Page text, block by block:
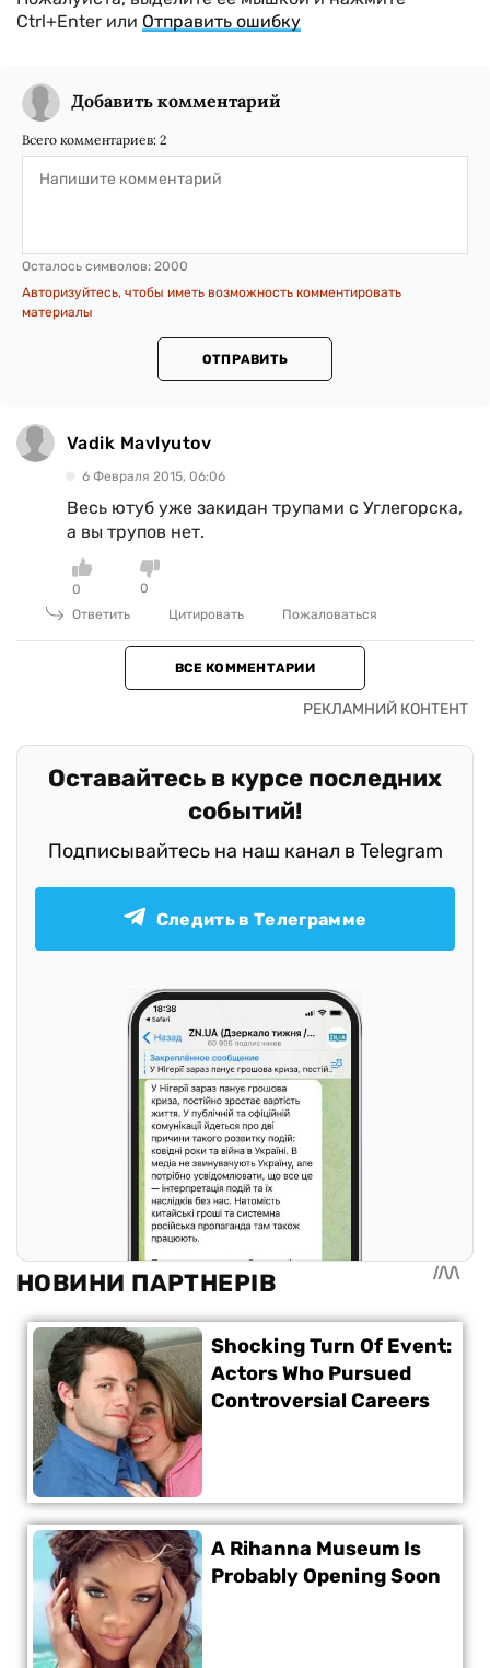
Ctrl+Enter или Отправить ошибку
Добавить комментарий
Всего комментариев: 2
Осталось символов: 2000
Авторизуйтесь, чтобы иметь возможность комментировать
материалы
ОТПРАВИТЬ
Vadik Mavlyutov
6 Февраля 2015, 06:06
Весь ютуб уже закидан трупами с Углегорска,
а вы трупов нет.
0
0
Ответить
Цитировать Пожаловаться
ВСЕ КОММЕНТАРИИ
Оставайтесь в курсе последних
событий!
Подписывайтесь на наш канал в Telegram
Следить в Телеграмме